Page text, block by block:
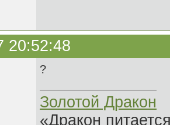
20:52:48
?
Золотой Дракон
«Дракон